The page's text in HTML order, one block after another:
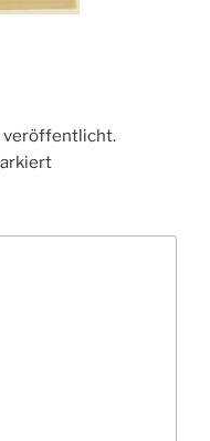
veröffentlicht.